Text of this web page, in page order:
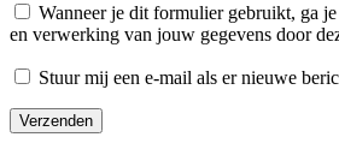
Wanneer je dit formulier gebruikt, ga
en verwerking van jouw gegevens door
Stuur mij een e-mail als er nieuwe